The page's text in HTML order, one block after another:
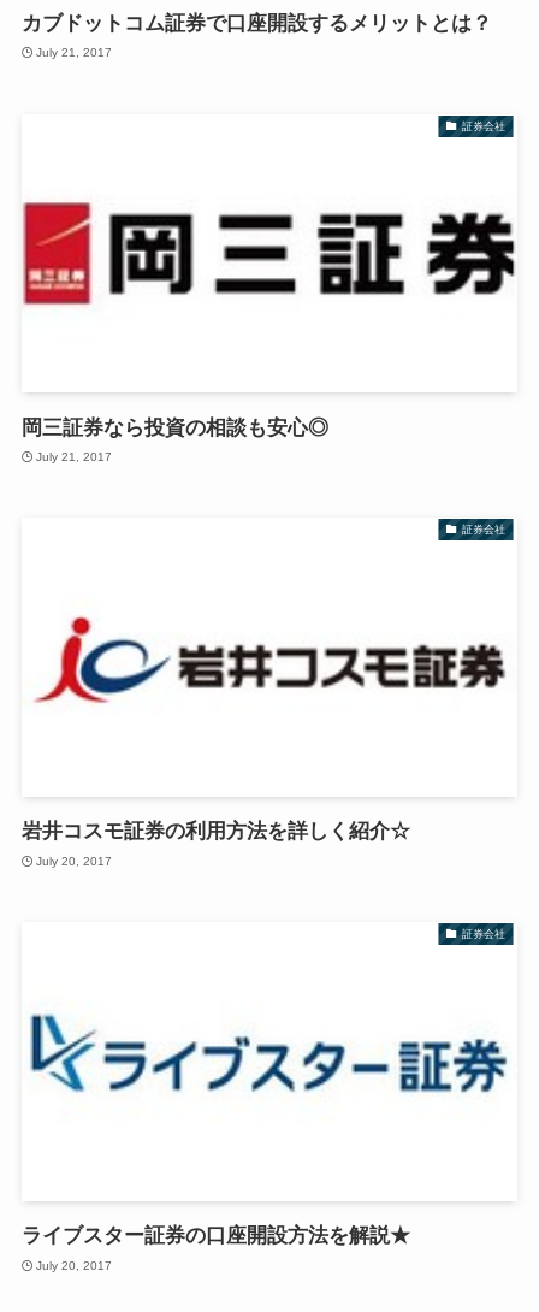
カブドットコム証券で口座開設するメリットとは？
July 21, 2017
証券会社
岡三証券なら投資の相談も安心◎
July 21, 2017
証券会社
岩井コスモ証券の利用方法を詳しく紹介☆
July 20, 2017
証券会社
ライブスター証券の口座開設方法を解説★
July 20, 2017